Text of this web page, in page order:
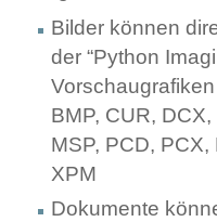
Bilder können
der “Python
BMP, CUR,
MSP, PCD,
XPM
Dokumente